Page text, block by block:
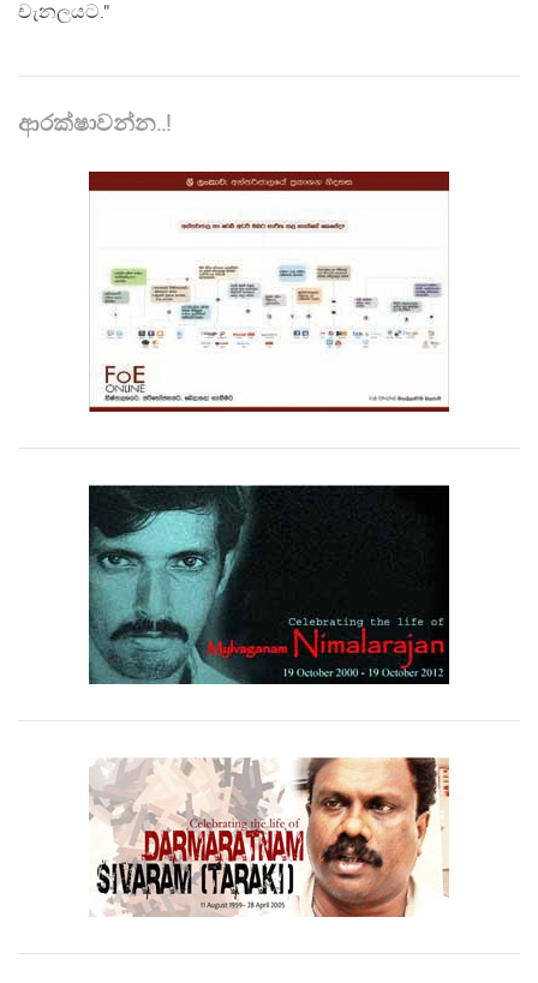
චැනලයට."
ආරක්ෂාවන්න..!